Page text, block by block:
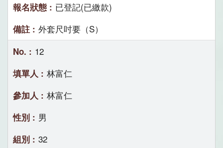
已登記(已繳款)
外套尺吋要（S）
12
林富仁
林富仁
男
32